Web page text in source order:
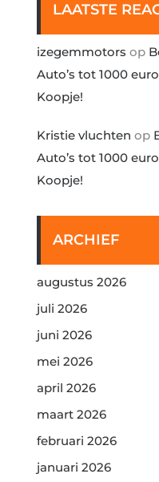
LAATSTE
izegemmotors op
Auto’s tot 1000
Koopje!
Kristie vluchten op
Auto’s tot 1000
Koopje!
ARCHIEF
augustus 2026
juli 2026
juni 2026
mei 2026
april 2026
maart 2026
februari 2026
januari 2026